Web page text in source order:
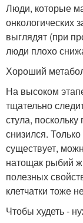
Люди, которые
онкологических
выглядят (при
люди плохо
Хороший
На высоком
тщательно
стула,
снизился.
существует,
натощак рыбий
полезных
клетчатки тоже
Чтобы худеть -